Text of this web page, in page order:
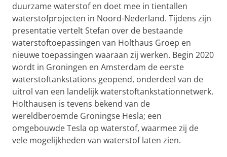
duurzame waterstof en doet mee in tientallen
waterstofprojecten in Noord-Nederland. Tijdens zijn
presentatie vertelt Stefan over de bestaande
waterstoftoepassingen van Holthaus Groep en
nieuwe toepassingen waaraan zij werken. Begin 2020
wordt in Groningen en Amsterdam de eerste
waterstoftankstations geopend, onderdeel van de
uitrol van een landelijk waterstoftankstationnetwerk.
Holthausen is tevens bekend van de
wereldberoemde Groningse Hesla; een
omgebouwde Tesla op waterstof, waarmee zij de
vele mogelijkheden van waterstof laten zien.